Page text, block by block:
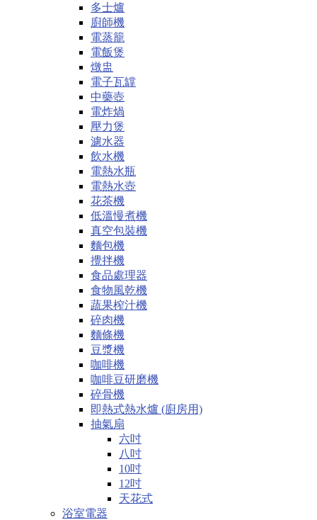
多士爐
廚師機
電蒸籠
電飯煲
燉盅
電子瓦罉
中藥壺
電炸煱
壓力煲
濾水器
飲水機
電熱水瓶
電熱水壺
花茶機
低溫慢煮機
真空包裝機
麵包機
攪拌機
食品處理器
食物風乾機
蔬果榨汁機
碎肉機
麵條機
豆漿機
咖啡機
咖啡豆研磨機
碎骨機
即熱式熱水爐 (廚房用)
抽氣扇
六吋
八吋
10吋
12吋
天花式
浴室電器